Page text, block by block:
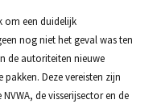
om een duidelijk
nog niet het geval was ten
de autoriteiten nieuwe
Deze vereisten zijn
de visserijsector en de